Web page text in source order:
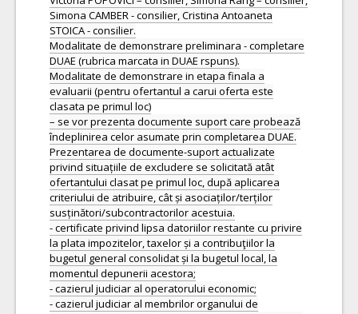
Simona CAMBER - consilier, Cristina Antoaneta
STOICA - consilier.
Modalitate de demonstrare preliminara - completare
DUAE (rubrica marcata in DUAE rspuns).
Modalitate de demonstrare in etapa finala a
evaluarii (pentru ofertantul a carui oferta este
clasata pe primul loc)
– se vor prezenta documente suport care probează
îndeplinirea celor asumate prin completarea DUAE.
Prezentarea de documente-suport actualizate
privind situațiile de excludere se solicitată atât
ofertantului clasat pe primul loc, după aplicarea
criteriului de atribuire, cât și asociaților/terților
susținători/subcontractorilor acestuia.
- certificate privind lipsa datoriilor restante cu privire
la plata impozitelor, taxelor și a contribuţiilor la
bugetul general consolidat și la bugetul local, la
momentul depunerii acestora;
- cazierul judiciar al operatorului economic;
- cazierul judiciar al membrilor organului de